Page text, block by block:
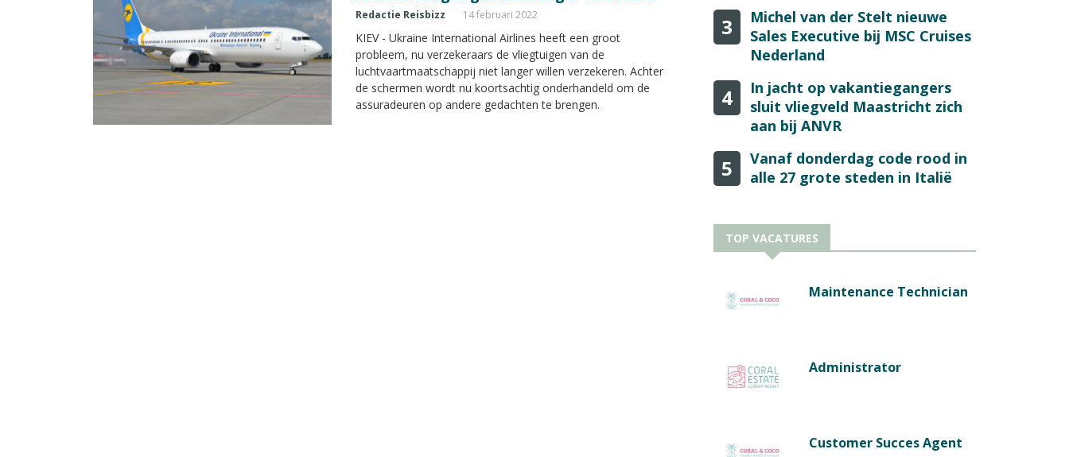
Redactie Reisbizz 14 februari 2022
KIEV - Ukraine International Airlines heeft een groot
probleem, nu verzekeraars de vliegtuigen van de
luchtvaartmaatschappij niet langer willen verzekeren. Achter
de schermen wordt nu koortsachtig onderhandeld om de
assuradeuren op andere gedachten te brengen.
3
Michel van der Stelt nieuwe
Sales Executive bij MSC Cruises
Nederland
4
In jacht op vakantiegangers
sluit vliegveld Maastricht zich
aan bij ANVR
5
Vanaf donderdag code rood in
alle 27 grote steden in Italië
TOP VACATURES
Maintenance Technician
Administrator
Customer Succes Agent